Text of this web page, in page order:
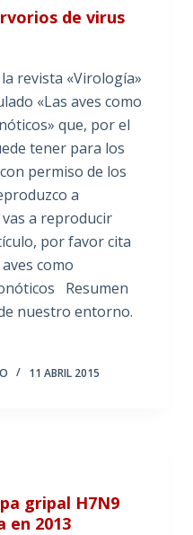
de virus
revista «Virología»
«Las aves como
que, por el
tener para los
permiso de los
a
a reproducir
por favor cita
como
Resumen
nuestro entorno.
11 ABRIL 2015
gripal H7N9
en 2013